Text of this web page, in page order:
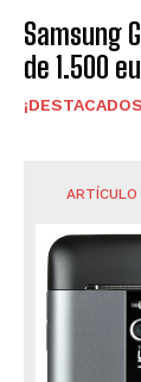
Samsung
de 1.500
ARTÍCULO